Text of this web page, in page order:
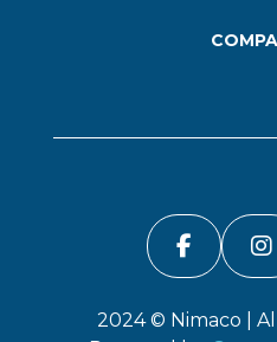
2024 © Nimaco |